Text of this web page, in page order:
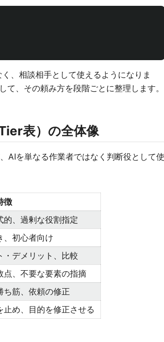
、相談相手として使えるようになりま
、その頼み方を段階ごとに整理します。
表）の全体像
AIを単なる作業者ではなく判断役として使
徴
的、過剰な役割指定
、初心者向け
・デメリット、比較
点、不要な要素の指摘
ち筋、依頼の修正
止め、目的を修正させる